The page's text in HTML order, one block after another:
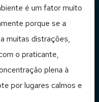
é um fator muito
porque se a
muitas distrações,
o praticante,
plena à
por lugares calmos e